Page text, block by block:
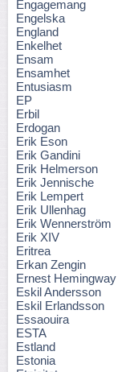
Engagemang
Engelska
England
Enkelhet
Ensam
Ensamhet
Entusiasm
EP
Erbil
Erdogan
Erik Eson
Erik Gandini
Erik Helmerson
Erik Jennische
Erik Lempert
Erik Ullenhag
Erik Wennerström
Erik XIV
Eritrea
Erkan Zengin
Ernest Hemingway
Eskil Andersson
Eskil Erlandsson
Essaouira
ESTA
Estland
Estonia